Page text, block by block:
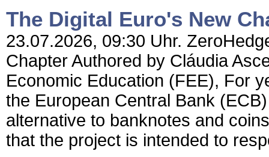
The Digital Euro's New
23.07.2026, 09:30 Uhr.
Chapter Authored by Cláudia
Economic Education (FEE), For
the European Central Bank
alternative to banknotes and
that the project is intended to